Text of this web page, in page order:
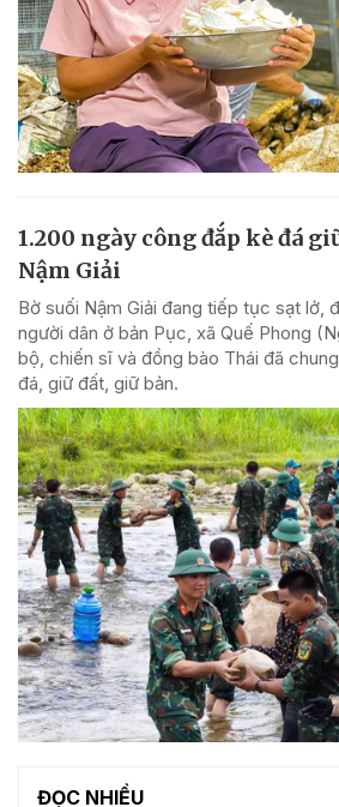
1.200 ngày công đắp kè đá
Nậm Giải
Bờ suối Nậm Giải đang tiếp tục sạt lở,
người dân ở bản Pục, xã Quế Phong
bộ, chiến sĩ và đồng bào Thái đã
đá, giữ đất, giữ bản.
ĐỌC NHIỀU